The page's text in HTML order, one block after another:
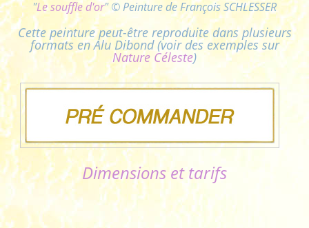
"Le souffle d'or" © Peinture de François SCHLESSER
Cette peinture peut-être reproduite dans plusieurs
formats en Alu Dibond(voir des exemples sur
Nature Céleste)
Dimensions et tarifs